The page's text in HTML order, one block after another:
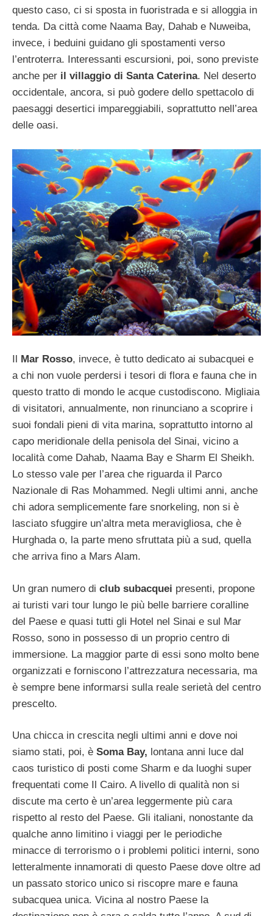
questo caso, ci si sposta in fuoristrada e si alloggia in
tenda. Da città come Naama Bay, Dahab e Nuweiba,
invece, i beduini guidano gli spostamenti verso
l’entroterra. Interessanti escursioni, poi, sono previste
anche per il villaggio di Santa Caterina. Nel deserto
occidentale, ancora, si può godere dello spettacolo di
paesaggi desertici impareggiabili, soprattutto nell’area
delle oasi.
Il Mar Rosso, invece, è tutto dedicato ai subacquei e
a chi non vuole perdersi i tesori di flora e fauna che in
questo tratto di mondo le acque custodiscono. Migliaia
di visitatori, annualmente, non rinunciano a scoprire i
suoi fondali pieni di vita marina, soprattutto intorno al
capo meridionale della penisola del Sinai, vicino a
località come Dahab, Naama Bay e Sharm El Sheikh.
Lo stesso vale per l’area che riguarda il Parco
Nazionale di Ras Mohammed. Negli ultimi anni, anche
chi adora semplicemente fare snorkeling, non si è
lasciato sfuggire un’altra meta meravigliosa, che è
Hurghada o, la parte meno sfruttata più a sud, quella
che arriva fino a Mars Alam.
Un gran numero di club subacquei presenti, propone
ai turisti vari tour lungo le più belle barriere coralline
del Paese e quasi tutti gli Hotel nel Sinai e sul Mar
Rosso, sono in possesso di un proprio centro di
immersione. La maggior parte di essi sono molto bene
organizzati e forniscono l’attrezzatura necessaria, ma
è sempre bene informarsi sulla reale serietà del centro
prescelto.
Una chicca in crescita negli ultimi anni e dove noi
siamo stati, poi, è Soma Bay, lontana anni luce dal
caos turistico di posti come Sharm e da luoghi super
frequentati come Il Cairo. A livello di qualità non si
discute ma certo è un’area leggermente più cara
rispetto al resto del Paese. Gli italiani, nonostante da
qualche anno limitino i viaggi per le periodiche
minacce di terrorismo o i problemi politici interni, sono
letteralmente innamorati di questo Paese dove oltre ad
un passato storico unico si riscopre mare e fauna
subacquea unica. Vicina al nostro Paese la